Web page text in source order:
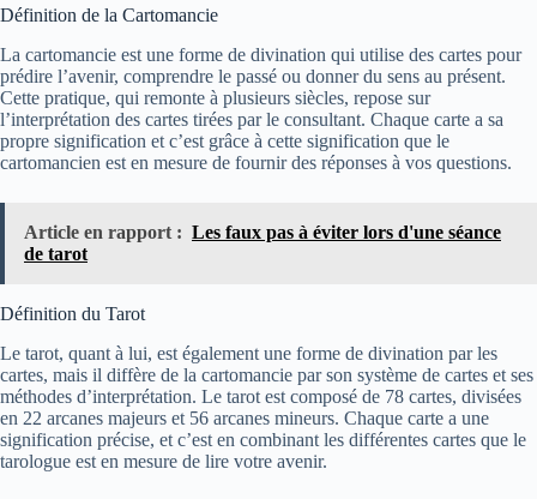
Définition de la Cartomancie
La cartomancie est une forme de divination qui utilise des cartes pour
prédire l’avenir, comprendre le passé ou donner du sens au présent.
Cette pratique, qui remonte à plusieurs siècles, repose sur
l’interprétation des cartes tirées par le consultant. Chaque carte a sa
propre signification et c’est grâce à cette signification que le
cartomancien est en mesure de fournir des réponses à vos questions.
Article en rapport : Les faux pas à éviter lors d'une séance
de tarot
Définition du Tarot
Le tarot, quant à lui, est également une forme de divination par les
cartes, mais il diffère de la cartomancie par son système de cartes et ses
méthodes d’interprétation. Le tarot est composé de 78 cartes, divisées
en 22 arcanes majeurs et 56 arcanes mineurs. Chaque carte a une
signification précise, et c’est en combinant les différentes cartes que le
tarologue est en mesure de lire votre avenir.